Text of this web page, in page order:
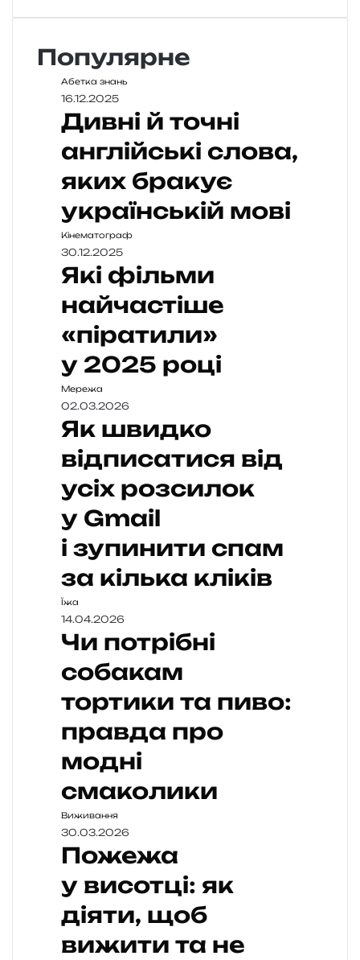
Популярне
Абетка знань
16.12.2025
Дивні й точні
англійські слова,
яких бракує
українській мові
Кінематограф
30.12.2025
Які фільми
найчастіше
«піратили»
у 2025 році
Мережа
02.03.2026
Як швидко
відписатися від
усіх розсилок
у Gmail
і зупинити спам
за кілька кліків
Їжа
14.04.2026
Чи потрібні
собакам
тортики та пиво:
правда про
модні
смаколики
Виживання
30.03.2026
Пожежа
у висотці: як
діяти, щоб
вижити та не